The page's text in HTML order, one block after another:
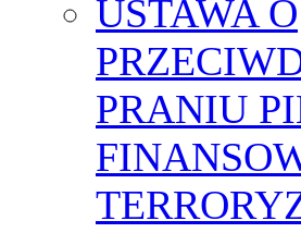
USTAWA O
PRANIU